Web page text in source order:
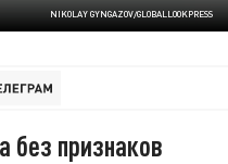
NIKOLAY GYNGAZOV/GLOBALLOOKPRESS
без признаков